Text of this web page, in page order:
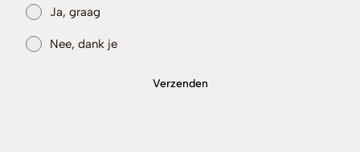
Ja, graag
Nee, dank je
Verzenden